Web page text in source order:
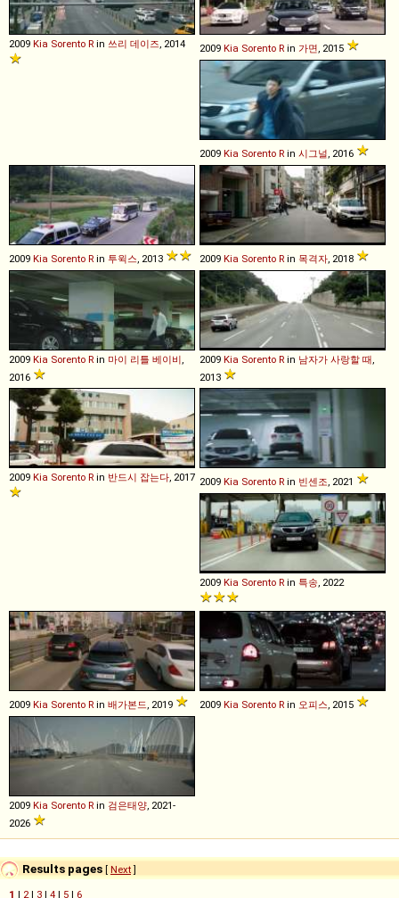
2009 Kia Sorento R in 쓰리 데이즈, 2014 2009 Kia Sorento R in 가면, 2015
2009 Kia Sorento R in 시그널, 2016
2009 Kia Sorento R in 투윅스, 2013 2009 Kia Sorento R in 목격자, 2018
2009 Kia Sorento R in 마이 리틀 베이비,
2016
2009 Kia Sorento R in 남자가 사랑할 때,
2013
2009 Kia Sorento R in 반드시 잡는다, 2017 2009 Kia Sorento R in 빈센조, 2021
2009 Kia Sorento R in 특송, 2022
2009 Kia Sorento R in 배가본드, 2019 2009 Kia Sorento R in 오피스, 2015
2009 Kia Sorento R in 검은태양, 2021-
2026
Results pages [ Next]
1 | 2| 3 | 4 | 5 | 6